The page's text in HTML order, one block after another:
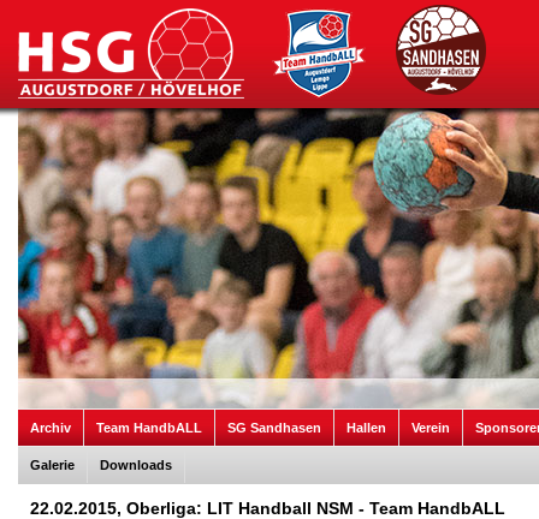
Archiv Team HandbALL SG Sandhasen Hallen Verein
Galerie Downloads
22.02.2015, Oberliga: LIT Handball NSM - Team HandbALL